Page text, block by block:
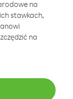
na
stawkach,
na